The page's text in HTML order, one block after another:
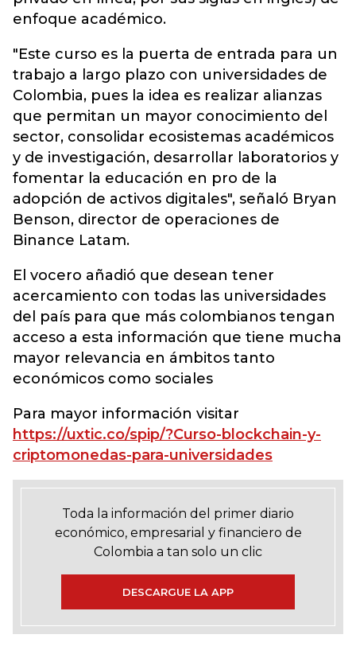
enfoque académico.
"Este curso es la puerta de entrada para un
trabajo a largo plazo con universidades de
Colombia, pues la idea es realizar alianzas
que permitan un mayor conocimiento del
sector, consolidar ecosistemas académicos
y de investigación, desarrollar laboratorios y
fomentar la educación en pro de la
adopción de activos digitales", señaló Bryan
Benson, director de operaciones de
Binance Latam.
El vocero añadió que desean tener
acercamiento con todas las universidades
del país para que más colombianos tengan
acceso a esta información que tiene mucha
mayor relevancia en ámbitos tanto
económicos como sociales
Para mayor información visitar
https://uxtic.co/spip/?Curso-blockchain-y-
criptomonedas-para-universidades
Toda la información del primer diario
económico, empresarial y financiero de
Colombia a tan solo un clic
DESCARGUE LA APP